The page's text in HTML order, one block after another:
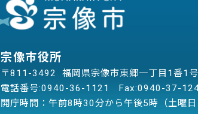
宗像市役所
〒811-3492 福岡県宗像市東郷一丁目1番1
電話番号:0940-36-1121
Fax:0940-37-
開庁時間：午前8時30分から午後5時（土曜